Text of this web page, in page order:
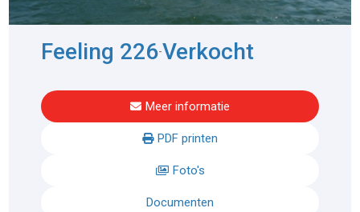
Feeling 226-Verkocht
Meer informatie
PDF printen
Foto's
Documenten